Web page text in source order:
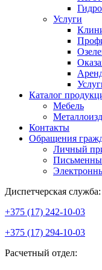
Услуги
Каталог
Мебель
Контакты
Обращения
Личный
Диспетчерская служба:
+375 (17) 242-10-03
+375 (17) 294-10-03
Расчетный отдел: